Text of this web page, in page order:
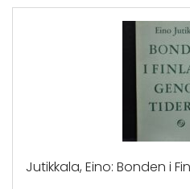
Jutikkala, Eino: Bonden i